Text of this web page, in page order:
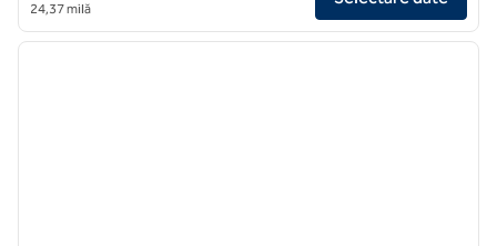
24,37 milă
1/12
1 din 12